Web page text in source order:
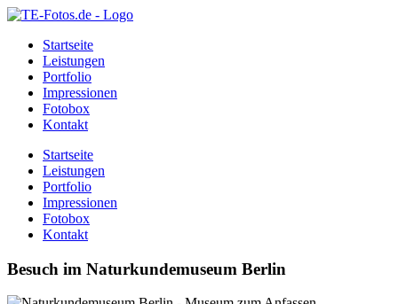
Startseite
Leistungen
Portfolio
Impressionen
Fotobox
Kontakt
Startseite
Leistungen
Portfolio
Impressionen
Fotobox
Kontakt
Besuch im Naturkundemuseum Berlin